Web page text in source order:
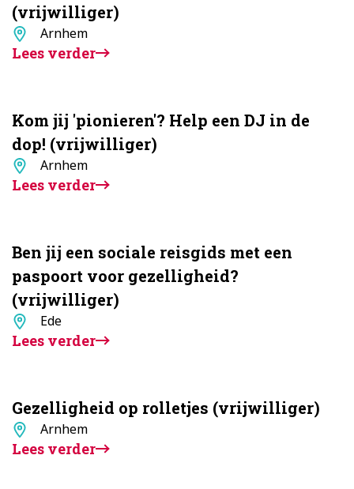
(vrijwilliger)
Standplaats
Arnhem
Lees verder
Kom jij 'pionieren'? Help een DJ in de
dop! (vrijwilliger)
Standplaats
Arnhem
Lees verder
Ben jij een sociale reisgids met een
paspoort voor gezelligheid?
(vrijwilliger)
Standplaats
Ede
Lees verder
Gezelligheid op rolletjes (vrijwilliger)
Standplaats
Arnhem
Lees verder